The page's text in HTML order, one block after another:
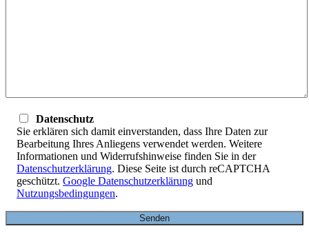
Datenschutz
Sie erklären sich damit einverstanden, dass Ihre Daten zur
Bearbeitung Ihres Anliegens verwendet werden. Weitere
Informationen und Widerrufshinweise finden Sie in der
Datenschutzerklärung. Diese Seite ist durch reCAPTCHA
geschützt. Google Datenschutzerklärung und
Nutzungsbedingungen.